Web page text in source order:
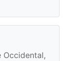
Occidental,